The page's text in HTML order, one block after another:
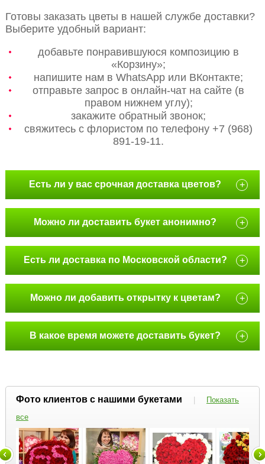
Готовы заказать цветы в нашей службе доставки?
Выберите удобный вариант:
добавьте понравившуюся композицию в
«Корзину»;
напишите нам в WhatsApp или ВКонтакте;
отправьте запрос в онлайн-чат на сайте (в
правом нижнем углу);
закажите обратный звонок;
свяжитесь с флористом по телефону +7 (968)
891-19-11.
Есть ли у вас срочная доставка цветов? +
Можно ли доставить букет анонимно? +
Есть ли доставка по Московской области? +
Можно ли добавить открытку к цветам? +
В какое время можете доставить букет? +
Фото клиентов с нашими букетами |
Показать
все